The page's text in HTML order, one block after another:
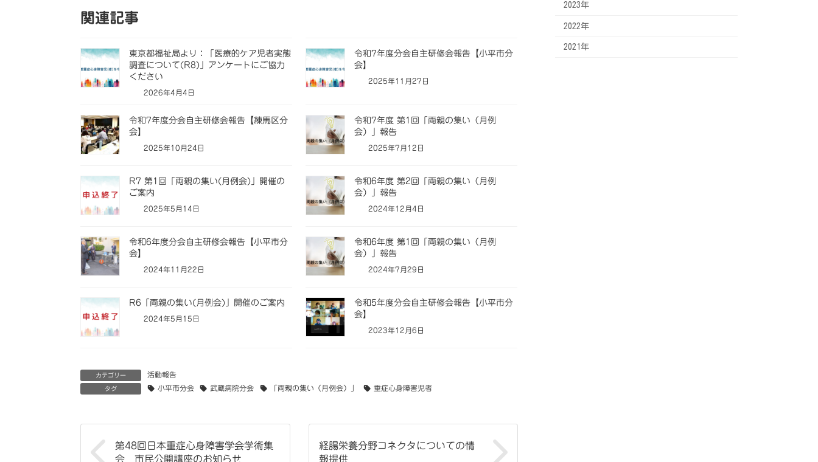
関連記事
東京都福祉局より：「医療的ケア児者実態
調査について(R8)」アンケートにご協力
ください
2026年4月4日
令和7年度分会自主研修会報告【小平市分
会】
2025年11月27日
令和7年度分会自主研修会報告【練馬区分
会】
2025年10月24日
令和7年度 第1回「両親の集い（月例
会）」報告
2025年7月12日
R7 第1回「両親の集い(月例会)」開催の
ご案内
2025年5月14日
令和6年度 第2回「両親の集い（月例
会）」報告
2024年12月4日
令和6年度分会自主研修会報告【小平市分
会】
2024年11月22日
令和6年度 第1回「両親の集い（月例
会）」報告
2024年7月29日
R6「両親の集い(月例会)」開催のご案内
2024年5月15日
令和5年度分会自主研修会報告【小平市分
会】
2023年12月6日
カテゴリー 活動報告
タグ 小平市分会 武蔵病院分会 「両親の集い（月例会）」 重症心身障害児者
第48回日本重症心身障害学会学術集
会 市民公開講座のお知らせ
経腸栄養分野コネクタについての情
報提供
2023年
2022年
2021年